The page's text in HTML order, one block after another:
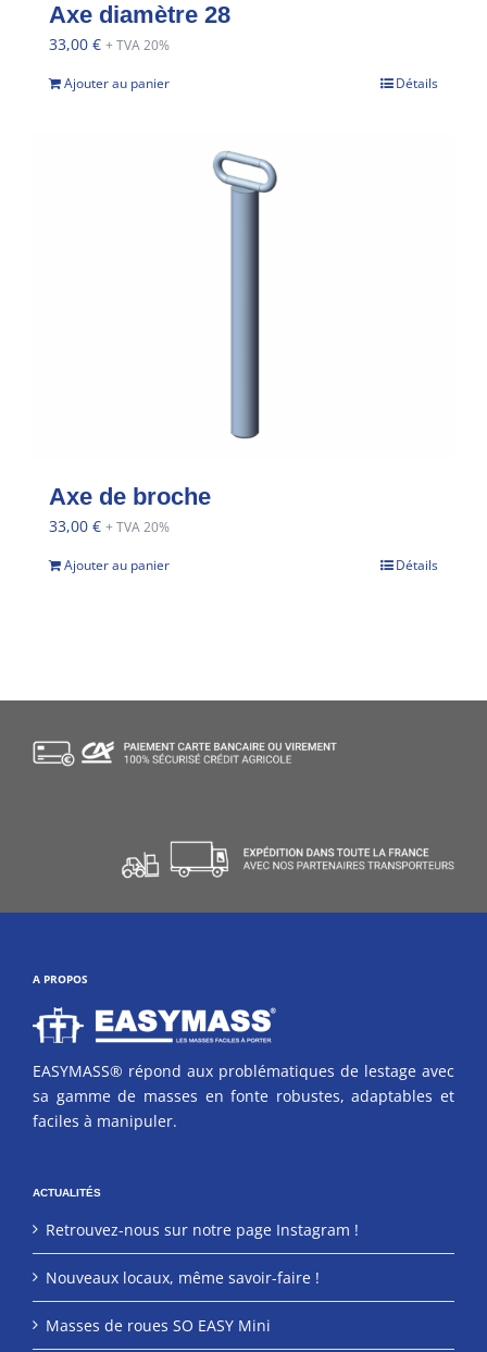
Axe diamètre 28
33,00 € + TVA 20%
Ajouter au panier Détails
Axe de broche
33,00 € + TVA 20%
Ajouter au panier Détails
A PROPOS
EASYMASS® répond aux problématiques de lestage avec
sa gamme de masses en fonte robustes, adaptables et
faciles à manipuler.
ACTUALITÉS
Retrouvez-nous sur notre page Instagram !
Nouveaux locaux, même savoir-faire !
Masses de roues SO EASY Mini